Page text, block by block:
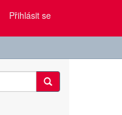
Přihlásit se